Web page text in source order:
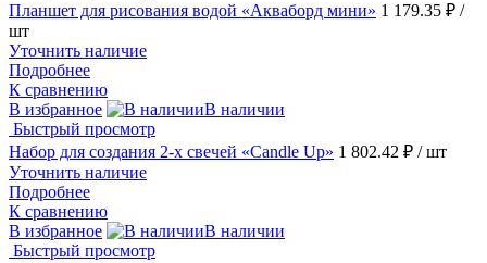
Планшет для рисования водой «Акваборд мини» 1 179.35 ₽ /
шт
Уточнить наличие
Подробнее
К сравнению
В избранное
В наличии
Быстрый просмотр
Набор для создания 2-х свечей «Candle Up» 1 802.42 ₽ / шт
Уточнить наличие
Подробнее
К сравнению
В избранное
В наличии
Быстрый просмотр